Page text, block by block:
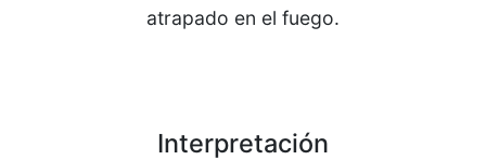
atrapado en el fuego.
Interpretación